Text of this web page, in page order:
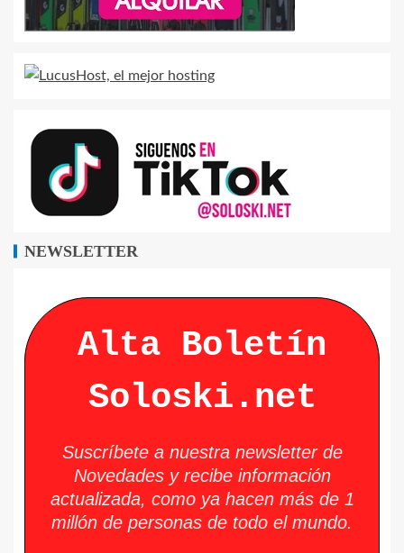
NEWSLETTER
Alta Boletín
Soloski.net
Suscríbete a nuestra newsletter de
Novedades y recibe información
actualizada, como ya hacen más de 1
millón de personas de todo el mundo.